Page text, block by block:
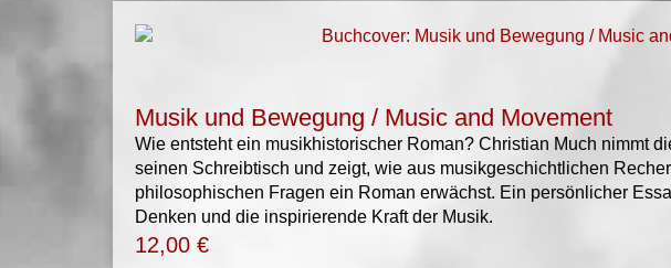
Musik und Bewegung / Music and Movement
Wie entsteht ein musikhistorischer Roman? Christian Much nimmt
seinen Schreibtisch und zeigt, wie aus musikgeschichtlichen
philosophischen Fragen ein Roman erwächst. Ein persönlicher
Denken und die inspirierende Kraft der Musik.
12,00 €